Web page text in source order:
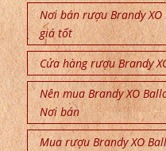
Nơi bán rượu Brandy
giá tốt
Cửa hàng rượu Brandy
Nên mua Brandy XO
Nơi bán
Mua rượu Brandy XO